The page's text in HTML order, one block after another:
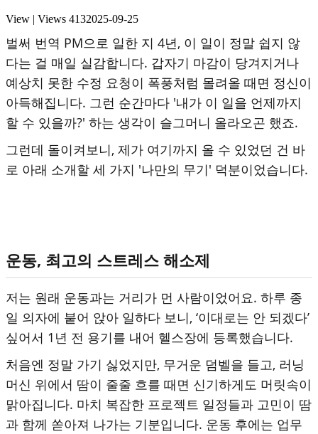
View | Views 4132025-09-25
벌써 번역 PM으로 일한 지 4년, 이 일이 정말 쉽지 않
다는 걸 매일 실감합니다. 갑자기 마감이 당겨지거나
예상치 못한 수정 요청이 폭풍처럼 몰려올 때면 정신이
아득해집니다. 그런 순간마다 '내가 이 일을 언제까지
할 수 있을까?' 하는 생각이 슬그머니 올라오곤 했죠.
그런데 돌이켜보니, 제가 여기까지 올 수 있었던 건 바
로 아래 소개할 세 가지 '나만의 무기' 덕분이었습니다.
운동, 최고의 스트레스 해소제
저는 원래 운동과는 거리가 먼 사람이었어요. 하루 종
일 의자에 붙어 앉아 일하다 보니, ‘이대로는 안 되겠다’
싶어서 1년 전 용기를 내어 헬스장에 등록했습니다.
처음엔 정말 가기 싫었지만, 무거운 덤벨을 들고, 러닝
머신 위에서 땀이 줄줄 흐를 때면 신기하게도 머릿속이
맑아집니다. 마치 복잡한 프로젝트 일정들과 고민이 땀
과 함께 쏟아져 나가는 기분입니다. 운동 후에는 업무